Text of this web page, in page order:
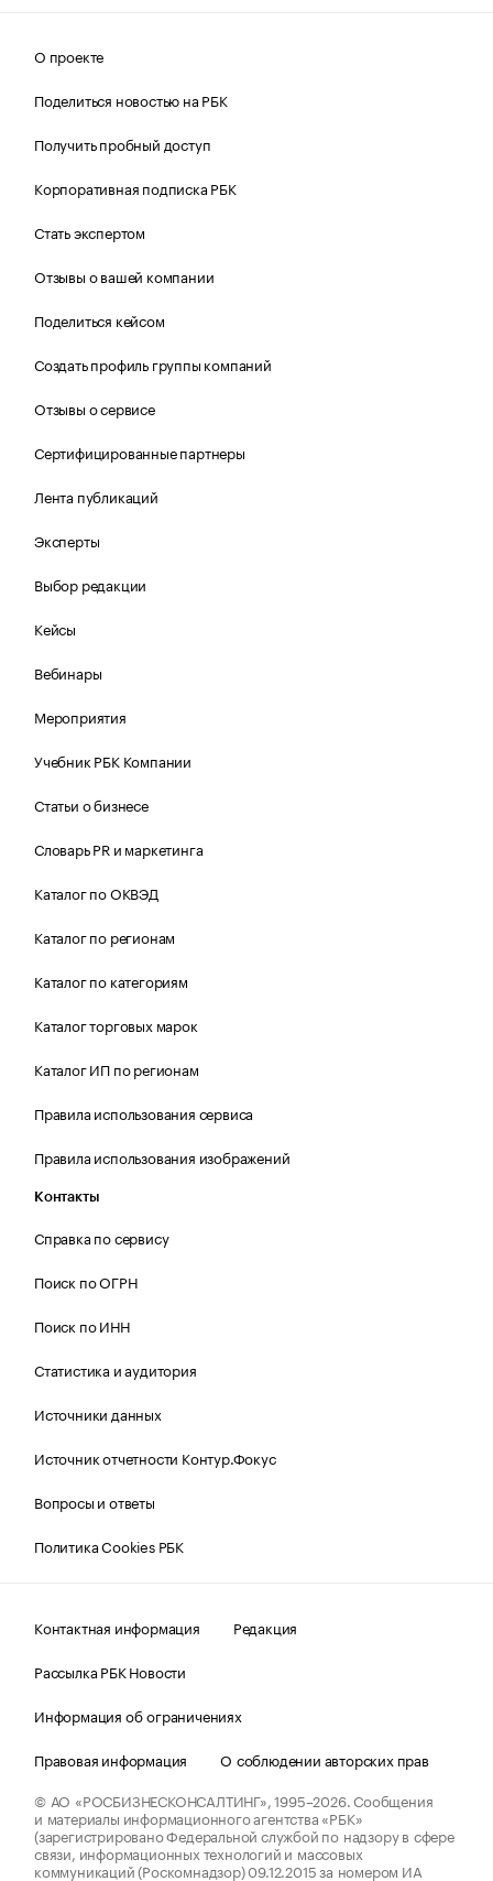
О проекте
Поделиться новостью на РБК
Получить пробный доступ
Корпоративная подписка РБК
Стать экспертом
Отзывы о вашей компании
Поделиться кейсом
Создать профиль группы компаний
Отзывы о сервисе
Сертифицированные партнеры
Лента публикаций
Эксперты
Выбор редакции
Кейсы
Вебинары
Мероприятия
Учебник РБК Компании
Статьи о бизнесе
Словарь PR и маркетинга
Каталог по ОКВЭД
Каталог по регионам
Каталог по категориям
Каталог торговых марок
Каталог ИП по регионам
Правила использования сервиса
Правила использования изображений
Контакты
Справка по сервису
Поиск по ОГРН
Поиск по ИНН
Статистика и аудитория
Источники данных
Источник отчетности Контур.Фокус
Вопросы и ответы
Политика Cookies РБК
Контактная информация
Редакция
Рассылка РБК Новости
Информация об ограничениях
Правовая информация
О соблюдении авторских прав
© АО «РОСБИЗНЕСКОНСАЛТИНГ»,1995–2026. Сообщения
и материалы информационного агентства «РБК»
(зарегистрировано Федеральной службой по надзору в сфере
связи, информационных технологий и массовых
коммуникаций (Роскомнадзор) 09.12.2015 за номером ИА